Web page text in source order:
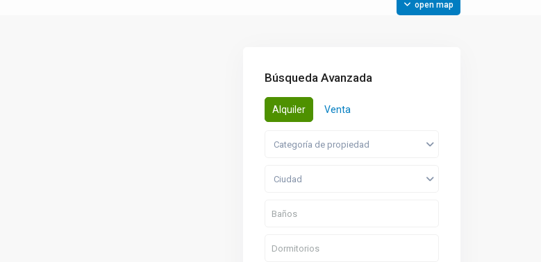
open map
Búsqueda Avanzada
Alquiler Venta
Categoría de propiedad
Ciudad